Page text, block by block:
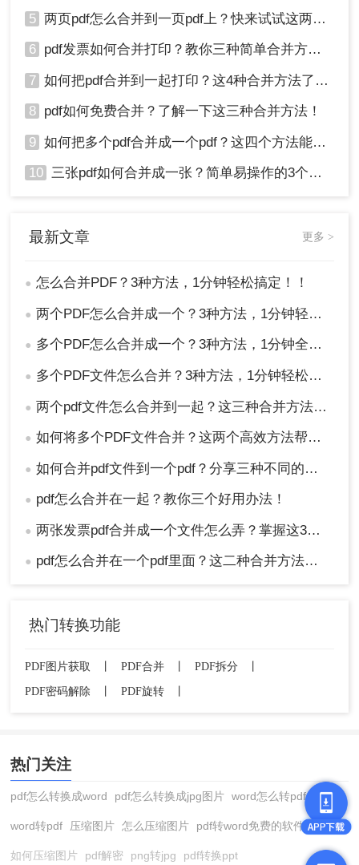
5 两页pdf怎么合并到一页pdf上？快来试试这两种方法吧！
6 pdf发票如何合并打印？教你三种简单合并方法！
7 如何把pdf合并到一起打印？这4种合并方法了解一下！
8 pdf如何免费合并？了解一下这三种合并方法！
9 如何把多个pdf合并成一个pdf？这四个方法能帮助大家！
10 三张pdf如何合并成一张？简单易操作的3个方法！
最新文章 更多 >
● 怎么合并PDF？3种方法，1分钟轻松搞定！！
● 两个PDF怎么合并成一个？3种方法，1分钟轻松搞定！
● 多个PDF怎么合并成一个？3种方法，1分钟全搞定！！
● 多个PDF文件怎么合并？3种方法，1分钟轻松搞定！!
● 两个pdf文件怎么合并到一起？这三种合并方法超实用！
● 如何将多个PDF文件合并？这两个高效方法帮你解决！
● 如何合并pdf文件到一个pdf？分享三种不同的方法来帮助您轻松合并！
● pdf怎么合并在一起？教你三个好用办法！
● 两张发票pdf合并成一个文件怎么弄？掌握这3种方法轻松合并！
● pdf怎么合并在一个pdf里面？这二种合并方法了解下！
热门转换功能
PDF图片获取 PDF合并 PDF拆分
PDF密码解除
丨 PDF旋转 丨
热门关注
pdf怎么转换成word pdf怎么转换成jpg图片 word怎么转pdf
word转pdf 压缩图片 怎么压缩图片 pdf转word免费的软件
如何压缩图片 pdf解密 png转jpg pdf转换ppt